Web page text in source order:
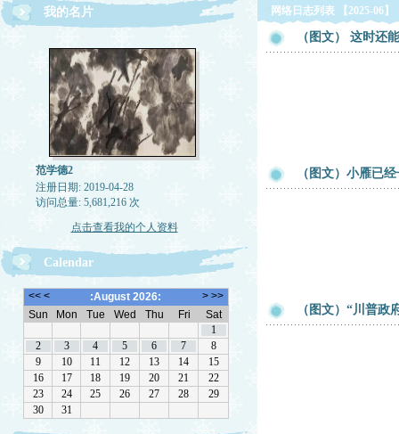
我的名片
范学德2
注册日期: 2019-04-28
访问总量: 5,681,216 次
点击查看我的个人资料
Calendar
网络日志列表 【2025-06】
（图文） 这时还
（图文）小雁已
（图文）“川普